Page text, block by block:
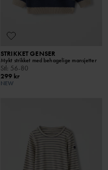
STRIKKET GENSER
Mykt strikket med behagelige mansjetter
Stl: 56-80
299 kr
NEW